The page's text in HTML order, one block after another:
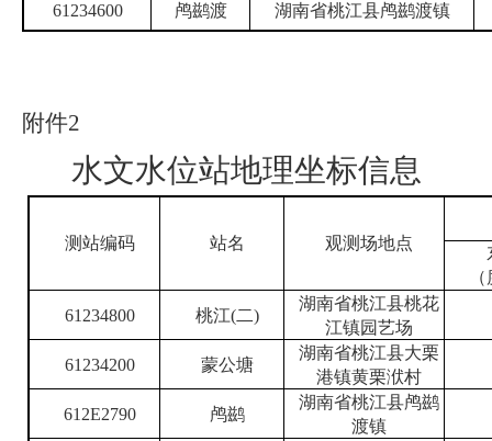
61234600
鸬鹚渡 湖南省桃江县鸬鹚渡镇
附件2
水文水位站地理坐标信息
测站编码 站名 观测场地点
61234800 桃江(二)
湖南省桃江县桃花
江镇园艺场
61234200
蒙公塘
湖南省桃江县大栗
港镇黄栗洑村
612E2790
鸬鹚
湖南省桃江县鸬鹚
渡镇